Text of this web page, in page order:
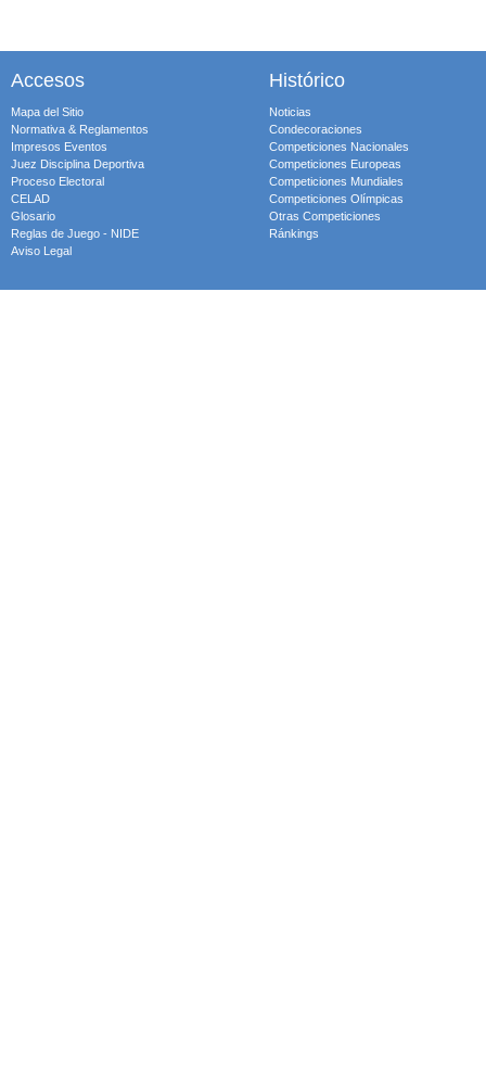
Accesos
Mapa del Sitio
Normativa & Reglamentos
Impresos Eventos
Juez Disciplina Deportiva
Proceso Electoral
CELAD
Glosario
Reglas de Juego - NIDE
Aviso Legal
Histórico
Noticias
Condecoraciones
Competiciones Nacionales
Competiciones Europeas
Competiciones Mundiales
Competiciones Olímpicas
Otras Competiciones
Ránkings